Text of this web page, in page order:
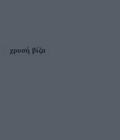
χρυσή βίζα